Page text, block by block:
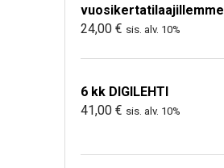
vuosikertatilaajillemme
24,00 € sis. alv. 10%
6 kk DIGILEHTI
41,00 € sis. alv. 10%